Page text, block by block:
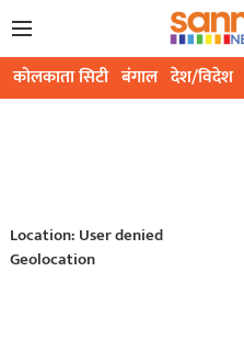
कोलकाता सिटी बंगाल देश/विदेश
Location: User denied
Geolocation